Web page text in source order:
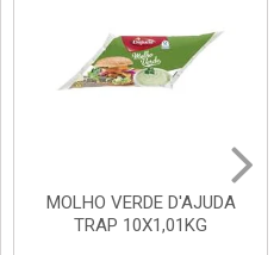
MOLHO VERDE D'AJUDA
TRAP 10X1,01KG